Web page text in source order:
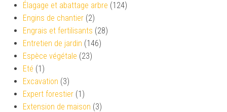
Élagage et abattage arbre (124)
Engins de chantier (2)
Engrais et fertilisants (28)
Entretien de jardin (146)
Espèce végétale (23)
Eté (1)
Excavation (3)
Expert forestier (1)
Extension de maison (3)